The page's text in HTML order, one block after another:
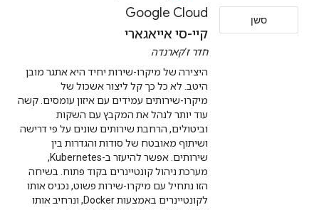
סשן
Google Cloud
קיי-סי אייאגארי
חדר ז'קארנדה
היצירה של מיקרו-שירות יחיד היא אתגר מובן
היטב. לא כל כך קל ליצור אשכול של
מיקרו-שירותים עמידים עם איזון עומסים. קשה
עוד יותר לנהל את המקבץ עם השקות
וביטולים, הרחבת שירותים שונים על פי דרישה
ושיתוף מאובטח של סודות והגדרות בין
שירותים. אפשר להיעזר ב-Kubernetes,
מערכת ניהול קונטיינרים בקוד פתוח. בשיחה
הזו נתחיל עם מיקרו-שירות פשוט, נכניס אותו
לקונטיינרים באמצעות Docker, ונרחיב אותו